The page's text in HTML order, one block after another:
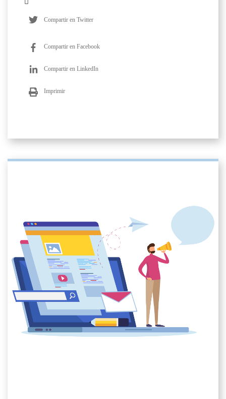
Compartir en Twitter
Compartir en Facebook
Compartir en LinkedIn
Imprimir